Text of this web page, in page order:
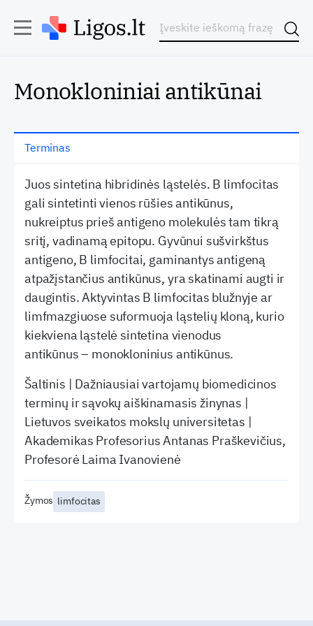
Monokloniniai antikūnai
Terminas
Juos sintetina hibridinės ląstelės. B limfocitas
gali sintetinti vienos rūšies antikūnus,
nukreiptus prieš antigeno molekulės tam tikrą
sritį, vadinamą epitopu. Gyvūnui sušvirkštus
antigeno, B limfocitai, gaminantys antigeną
atpažįstančius antikūnus, yra skatinami augti ir
daugintis. Aktyvintas B limfocitas blužnyje ar
limfmazgiuose suformuoja ląstelių kloną, kurio
kiekviena ląstelė sintetina vienodus
antikūnus – monokloninius antikūnus.
Šaltinis | Dažniausiai vartojamų biomedicinos
terminų ir sąvokų aiškinamasis žinynas |
Lietuvos sveikatos mokslų universitetas |
Akademikas Profesorius Antanas Praškevičius,
Profesorė Laima Ivanovienė
Žymos limfocitas